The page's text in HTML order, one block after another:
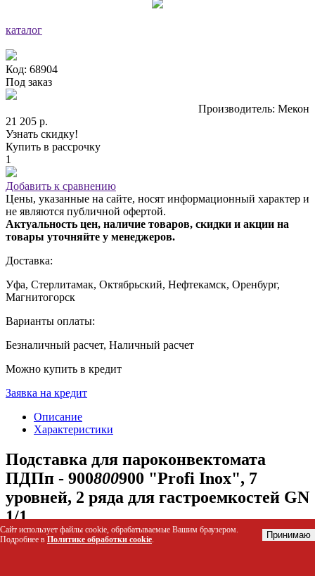
каталог
Код: 68904
Под заказ
Производитель: Мекон
21 205 р.
Узнать скидку!
Купить в рассрочку
1
Добавить к сравнению
Цены, указанные на сайте, носят информационный характер и
не являются публичной офертой.
Актуальность цен, наличие товаров, скидки и акции на
товары уточняйте у менеджеров.
Доставка:
Уфа, Стерлитамак, Октябрьский, Нефтекамск, Оренбург,
Магнитогорск
Варианты оплаты:
Безналичный расчет, Наличный расчет
Можно купить в кредит
Заявка на кредит
Описание
Характеристики
Подставка для пароконвектомата
ПДПп - 900800900 "Profi Inox", 7
уровней, 2 ряда для гастроемкостей GN
1/1
Металлическая подставка предназначена для размещения и
Сайт использует файлы cookie, обрабатываемые Вашим браузером.
Подробнее в Политике обработки cookie. Принимаю